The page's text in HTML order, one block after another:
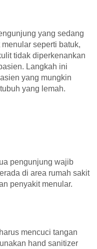
yang sedang
seperti batuk,
tidak diperkenankan
Langkah ini
yang mungkin
yang lemah.
pengunjung wajib
di area rumah sakit
penyakit menular.
mencuci tangan
hand sanitizer